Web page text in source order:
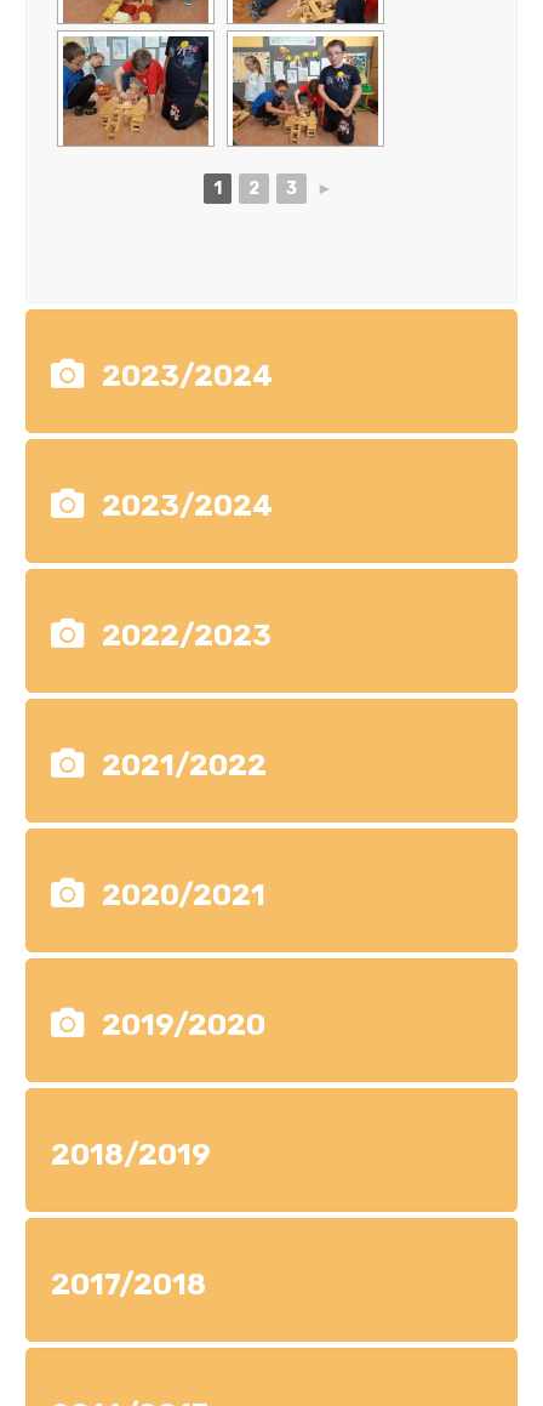
1 2 3 ►
2023/2024
2023/2024
2022/2023
2021/2022
2020/2021
2019/2020
2018/2019
2017/2018